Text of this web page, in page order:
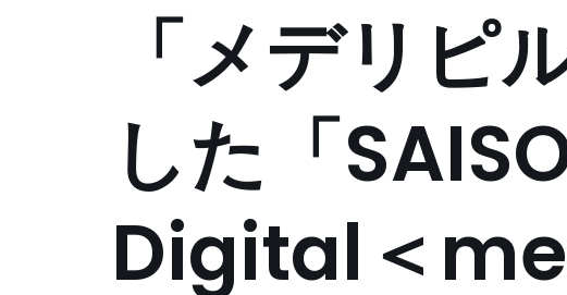
「メデリピ
した「
Digital＜